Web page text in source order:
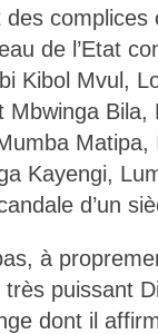
complices
de l’Etat
Kibol Mvul,
Bila,
Kayengi,
d’un
à
puissant
dont il